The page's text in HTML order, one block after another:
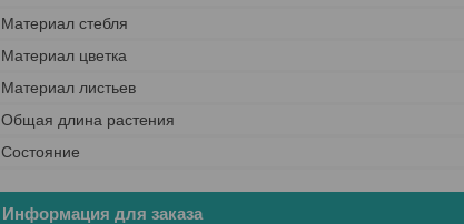
Материал стебля
Материал цветка
Материал листьев
Общая длина растения
Состояние
Информация для заказа